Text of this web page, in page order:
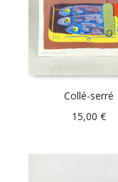
Collé-serré
15,00 €